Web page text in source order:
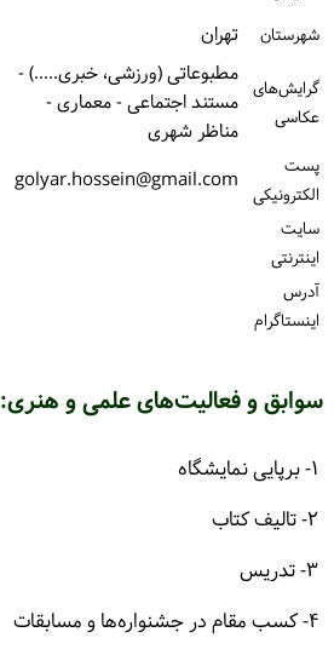
شهرستان تهران
گرایش‌های
عکاسی
مطبوعاتی (ورزشی، خبری.....) -
مستند اجتماعی - معماری -
مناظر شهری
پست
الكترونیكی golyar.hossein@gmail.com
سایت
اینترنتی
آدرس
اینستاگرام
سوابق و فعالیت‌های علمی و هنری:
۱- برپایی نمایشگاه
۲- تالیف کتاب
۳- تدریس
۴- کسب مقام در جشنواره‌ها و مسابقات